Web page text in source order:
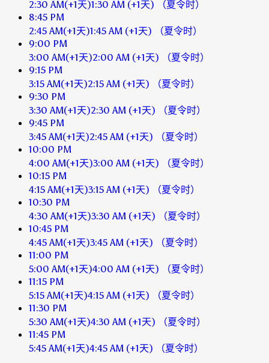
2:30 AM(+1天)1:30 AM (+1天)
（夏令时）
8:45 PM
2:45 AM(+1天)1:45 AM (+1天)
（夏令时）
9:00 PM
3:00 AM(+1天)2:00 AM (+1天)
（夏令时）
9:15 PM
3:15 AM(+1天)2:15 AM (+1天)
（夏令时）
9:30 PM
3:30 AM(+1天)2:30 AM (+1天)
（夏令时）
9:45 PM
3:45 AM(+1天)2:45 AM (+1天)
（夏令时）
10:00 PM
4:00 AM(+1天)3:00 AM (+1天)
（夏令时）
10:15 PM
4:15 AM(+1天)3:15 AM (+1天)
（夏令时）
10:30 PM
4:30 AM(+1天)3:30 AM (+1天)
（夏令时）
10:45 PM
4:45 AM(+1天)3:45 AM (+1天)
（夏令时）
11:00 PM
5:00 AM(+1天)4:00 AM (+1天)
（夏令时）
11:15 PM
5:15 AM(+1天)4:15 AM (+1天)
（夏令时）
11:30 PM
5:30 AM(+1天)4:30 AM (+1天)
（夏令时）
11:45 PM
5:45 AM(+1天)4:45 AM (+1天) （夏令时）